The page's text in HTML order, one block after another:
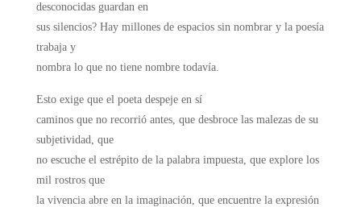
desconocidas guardan en
sus silencios? Hay millones de espacios sin nombrar y la poesía
trabaja y
nombra lo que no tiene nombre todavía.
Esto exige que el poeta despeje en sí
caminos que no recorrió antes, que desbroce las malezas de su
subjetividad, que
no escuche el estrépito de la palabra impuesta, que explore los
mil rostros que
la vivencia abre en la imaginación, que encuentre la expresión